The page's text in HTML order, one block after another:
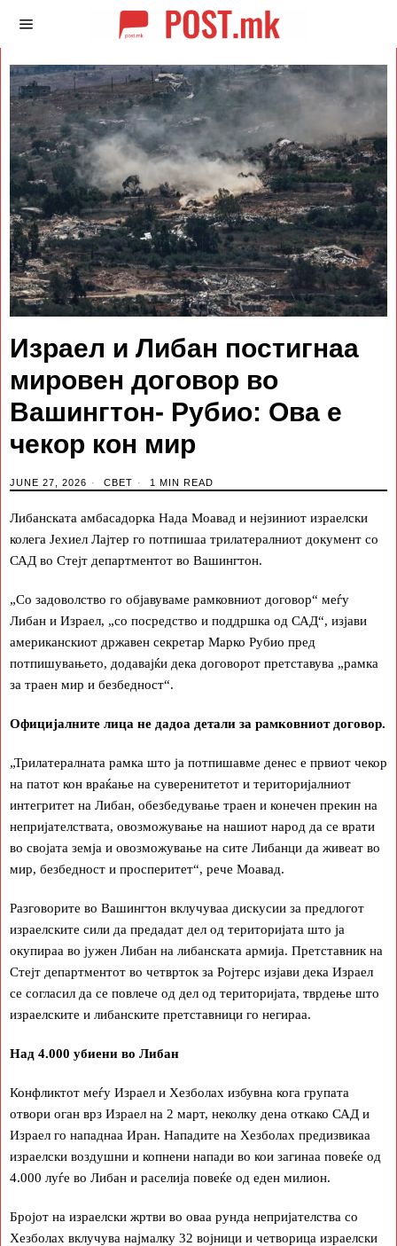
Израел и Либан постигнаа
мировен договор во
Вашингтон- Рубио: Ова е
чекор кон мир
JUNE 27, 2026 СВЕТ 1 MIN READ
Либанската амбасадорка Нада Моавад и нејзиниот израелски
колега Јехиел Лајтер го потпишаа трилатералниот документ со
САД во Стејт департментот во Вашингтон.
„Со задоволство го објавуваме рамковниот договор“ меѓу
Либан и Израел, „со посредство и поддршка од САД“, изјави
американскиот државен секретар Марко Рубио пред
потпишувањето, додавајќи дека договорот претставува „рамка
за траен мир и безбедност“.
Официјалните лица не дадоа детали за рамковниот договор.
„Трилатералната рамка што ја потпишавме денес е првиот чекор
на патот кон враќање на суверенитетот и територијалниот
интегритет на Либан, обезбедување траен и конечен прекин на
непријателствата, овозможување на нашиот народ да се врати
во својата земја и овозможување на сите Либанци да живеат во
мир, безбедност и просперитет“, рече Моавад.
Разговорите во Вашингтон вклучуваа дискусии за предлогот
израелските сили да предадат дел од територијата што ја
окупираа во јужен Либан на либанската армија. Претставник на
Стејт департментот во четврток за Ројтерс изјави дека Израел
се согласил да се повлече од дел од територијата, тврдење што
израелските и либанските претставници го негираа.
Над 4.000 убиени во Либан
Конфликтот меѓу Израел и Хезболах избувна кога групата
отвори оган врз Израел на 2 март, неколку дена откако САД и
Израел го нападнаа Иран. Нападите на Хезболах предизвикаа
израелски воздушни и копнени напади во кои загинаа повеќе од
4.000 луѓе во Либан и раселија повеќе од еден милион.
Бројот на израелски жртви во оваа рунда непријателства со
Хезболах вклучува најмалку 32 војници и четворица израелски